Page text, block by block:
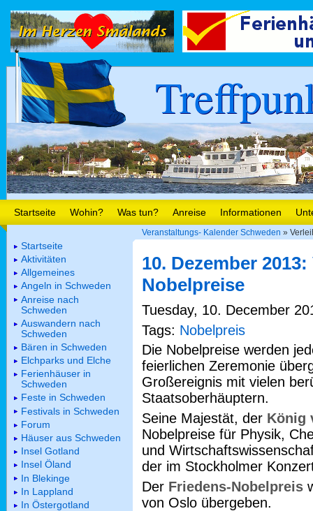
Startseite Wohin? Was tun? Anreise Informationen
Veranstaltungs- Kalender Schweden »
10. Dezember
Nobelpreise
Tuesday, 10. December
Tags: Nobelpreis
Die Nobelpreise werden
feierlichen Zeremonie
Großereignis mit vielen
Staatsoberhäuptern.
Seine Majestät, der König
Nobelpreise für Physik,
und
der im Stockholmer
Der Friedens-Nobelpreis
von Oslo übergeben.
Startseite
Aktivitäten
Allgemeines
Angeln in Schweden
Anreise nach
Schweden
Auswandern nach
Schweden
Bären in Schweden
Elchparks und Elche
Ferienhäuser in
Schweden
Feste in Schweden
Festivals in Schweden
Forum
Häuser aus Schweden
Insel Gotland
Insel Öland
In Blekinge
In Lappland
In Östergotland